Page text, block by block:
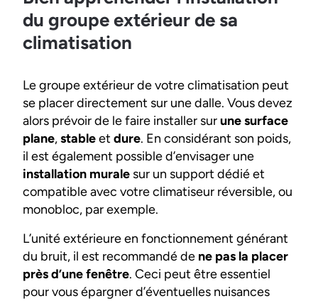
du groupe extérieur de sa
climatisation
Le groupe extérieur de votre climatisation peut
se placer directement sur une dalle. Vous devez
alors prévoir de le faire installer surune surface
plane,stableet dure. En considérant son poids,
il est également possible d’envisager une
installation murale sur un support dédié et
compatible avec votre climatiseur réversible, ou
monobloc, par exemple.
L’unité extérieure en fonctionnement générant
du bruit, il est recommandé de ne pas la placer
près d’une fenêtre. Ceci peut être essentiel
pour vous épargner d’éventuelles nuisances